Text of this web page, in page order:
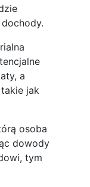
a
jak
osoba
dowody
tym